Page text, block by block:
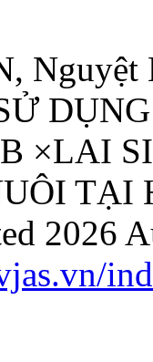
×LAI
TẠI
2026